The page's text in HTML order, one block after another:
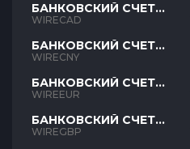
БАНКОВСКИЙ СЧЕТ
CAD
WIRECAD
БАНКОВСКИЙ СЧЕТ
CNY
WIRECNY
БАНКОВСКИЙ СЧЕТ
EUR
WIREEUR
БАНКОВСКИЙ СЧЕТ
GBP
WIREGBP